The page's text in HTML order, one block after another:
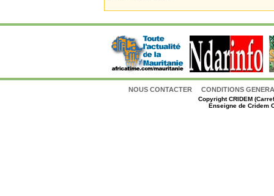
NOUS CONTACTER CONDITIONS
CopyrightCRIDEM
Enseigne de Cridem